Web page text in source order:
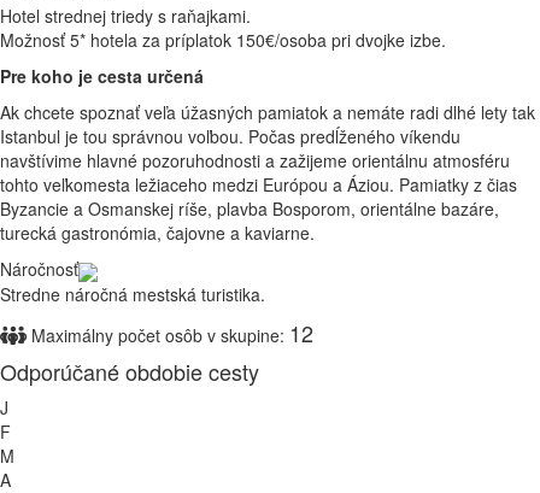
Hotel strednej triedy s raňajkami.
Možnosť 5* hotela za príplatok 150€/osoba pri dvojke izbe.
Pre koho je cesta určená
Ak chcete spoznať veľa úžasných pamiatok a nemáte radi dlhé lety tak
Istanbul je tou správnou voľbou. Počas predĺženého víkendu
navštívime hlavné pozoruhodnosti a zažijeme orientálnu atmosféru
tohto veľkomesta ležiaceho medzi Európou a Áziou. Pamiatky z čias
Byzancie a Osmanskej ríše, plavba Bosporom, orientálne bazáre,
turecká gastronómia, čajovne a kaviarne.
Náročnosť
Stredne náročná mestská turistika.
Maximálny počet osôb v skupine: 12
Odporúčané obdobie cesty
J
F
M
A